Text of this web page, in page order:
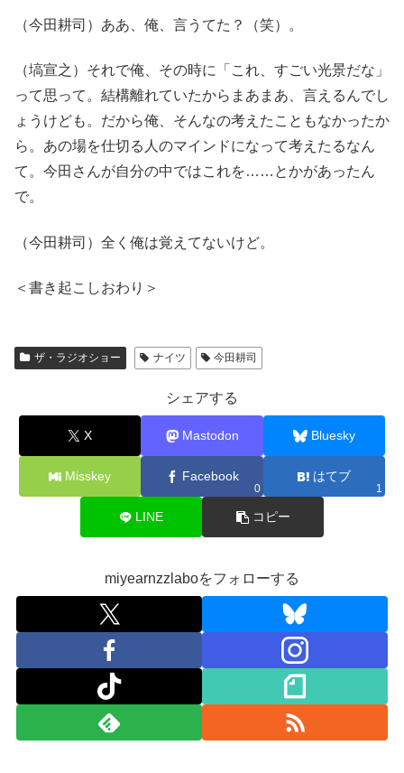
（今田耕司）ああ、俺、言うてた？（笑）。
（塙宣之）それで俺、その時に「これ、すごい光景だな」
って思って。結構離れていたからまあまあ、言えるんでし
ょうけども。だから俺、そんなの考えたこともなかったか
ら。あの場を仕切る人のマインドになって考えたるなん
て。今田さんが自分の中ではこれを……とかがあったん
で。
（今田耕司）全く俺は覚えてないけど。
＜書き起こしおわり＞
ザ・ラジオショー ナイツ 今田耕司
シェアする
X Mastodon Bluesky
Misskey Facebook
0
はてブ
1
LINE コピー
miyearnzzlaboをフォローする